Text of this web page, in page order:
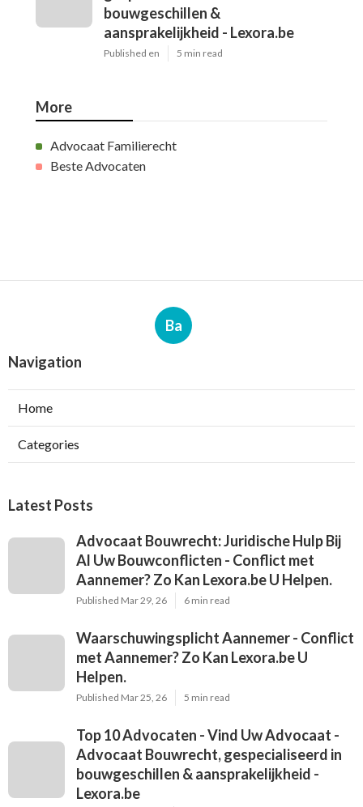
bouwgeschillen &
aansprakelijkheid - Lexora.be
Published en 5 min read
More
Advocaat Familierecht
Beste Advocaten
Ba
Navigation
Home
Categories
Latest Posts
Advocaat Bouwrecht: Juridische Hulp Bij
Al Uw Bouwconflicten - Conflict met
Aannemer? Zo Kan Lexora.be U Helpen.
Published Mar 29, 26 6 min read
Waarschuwingsplicht Aannemer - Conflict
met Aannemer? Zo Kan Lexora.be U
Helpen.
Published Mar 25, 26 5 min read
Top 10 Advocaten - Vind Uw Advocaat -
Advocaat Bouwrecht, gespecialiseerd in
bouwgeschillen & aansprakelijkheid -
Lexora.be